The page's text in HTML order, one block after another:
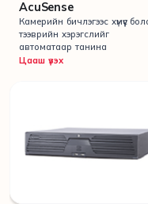
AcuSense
Камерийн бичлэгээс хүмүүс
тээврийн хэрэгслийг
автоматаар танина
Цааш үзэх